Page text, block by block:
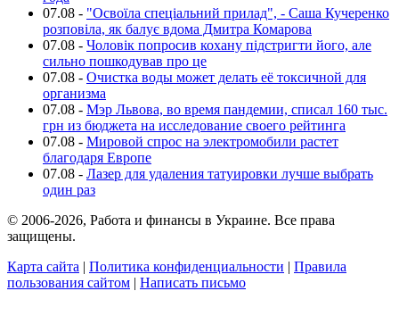
07.08 - "Освоїла спеціальний прилад", - Саша Кучеренко
розповіла, як балує вдома Дмитра Комарова
07.08 - Чоловік попросив кохану підстригти його, але
сильно пошкодував про це
07.08 - Очистка воды может делать её токсичной для
организма
07.08 - Мэр Львова, во время пандемии, списал 160 тыс.
грн из бюджета на исследование своего рейтинга
07.08 - Мировой спрос на электромобили растет
благодаря Европе
07.08 - Лазер для удаления татуировки лучше выбрать
один раз
© 2006-2026, Работа и финансы в Украине. Все права
защищены.
Карта сайта | Политика конфиденциальности | Правила
пользования сайтом | Написать письмо